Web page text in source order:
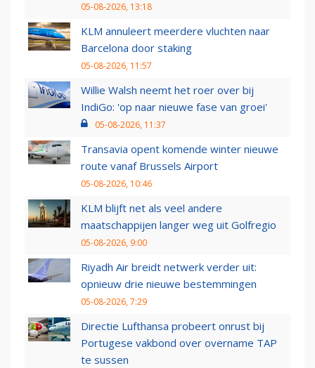
05-08-2026, 13:18
KLM annuleert meerdere vluchten naar
Barcelona door staking
05-08-2026, 11:57
Willie Walsh neemt het roer over bij
IndiGo: 'op naar nieuwe fase van groei'
05-08-2026, 11:37
Transavia opent komende winter nieuwe
route vanaf Brussels Airport
05-08-2026, 10:46
KLM blijft net als veel andere
maatschappijen langer weg uit Golfregio
05-08-2026, 9:00
Riyadh Air breidt netwerk verder uit:
opnieuw drie nieuwe bestemmingen
05-08-2026, 7:29
Directie Lufthansa probeert onrust bij
Portugese vakbond over overname TAP
te sussen